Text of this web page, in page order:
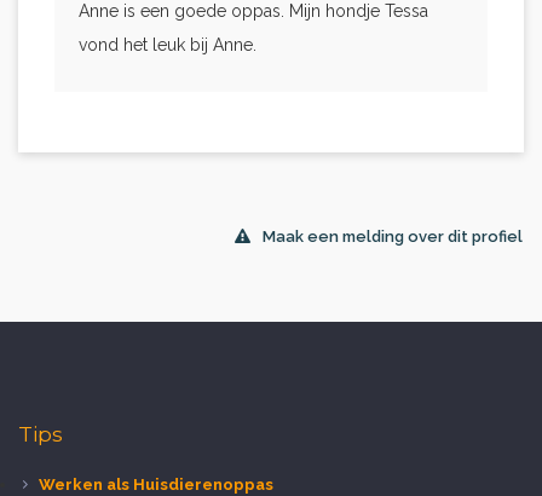
Anne is een goede oppas. Mijn hondje Tessa
vond het leuk bij Anne.
Maak een melding over dit profiel
Tips
Werken als Huisdierenoppas